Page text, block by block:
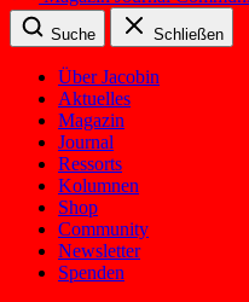
Suche Schließen
Über Jacobin
Aktuelles
Magazin
Journal
Ressorts
Kolumnen
Shop
Community
Newsletter
Spenden